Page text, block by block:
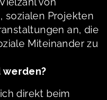
sozialen Projekten
an, die
Miteinander zu
direkt beim